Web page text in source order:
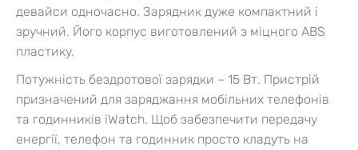
девайси одночасно. Зарядник дуже компактний і
зручний. Його корпус виготовлений з міцного ABS
пластику.
Потужність бездротової зарядки – 15 Вт. Пристрій
призначений для заряджання мобільних телефонів
та годинників iWatch. Щоб забезпечити передачу
енергії, телефон та годинник просто кладуть на